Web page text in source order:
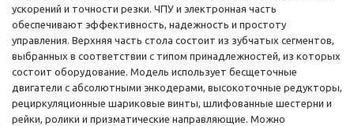
ускорений и точности резки. ЧПУ и электронная часть
обеспечивают эффективность, надежность и простоту
управления. Верхняя часть стола состоит из зубчатых сегментов,
выбранных в соответствии с типом принадлежностей, из которых
состоит оборудование. Модель использует бесщеточные
двигатели с абсолютными энкодерами, высокоточные редукторы,
рециркуляционные шариковые винты, шлифованные шестерни и
рейки, ролики и призматические направляющие. Можно